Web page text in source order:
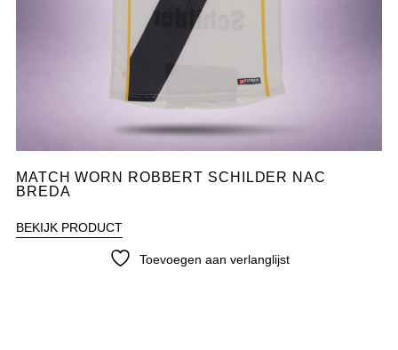
MATCH WORN ROBBERT SCHILDER NAC
BREDA
BEKIJK PRODUCT
Toevoegen aan verlanglijst